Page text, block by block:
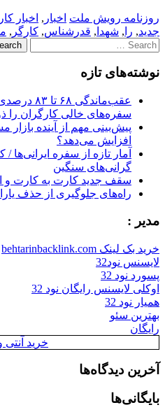
روزنامه رویش ملت اخبار , اخبار
جدید, را , شهدا , قدرشناس, کارگر ,
Search
for:
نوشته‌های تازه
عقب‌ماندگی
سفره‌های خالی کارگران را
پیش‌بینی مهم از آینده بازار
افزایش می‌دهد؟
آمار تازه از سفره
گرانی‌های سنگین
سقف جدید کارت به کارت و
راه‌های جلوگیری از حذف
مدیر :
خرید بک لینک behtarinbacklink.com
لایسنس نود32
پسورد نود 32
اوکلی لایسنس رایگان نود 32
همیار نود 32
بهترین سئو
رایگان
خرید
آخرین دیدگاه‌ها
بایگانی‌ها